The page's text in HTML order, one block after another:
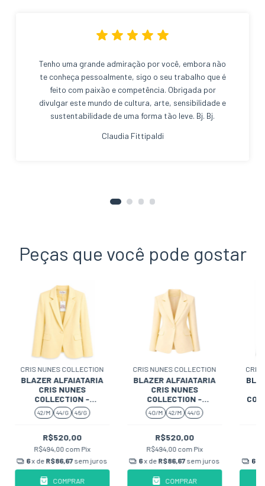
Tenho uma grande admiração por você, embora não
te conheça pessoalmente, sigo o seu trabalho que é
feito com paixão e competência. Obrigada por
divulgar este mundo de cultura, arte, sensibilidade e
sustentabilidade de uma forma tão leve. Bj. Bj.
Claudia Fittipaldi
Peças que você pode gostar
CRIS NUNES COLLECTION
BLAZER ALFAIATARIA
CRIS NUNES
COLLECTION -
BAUNILHA
42/M 44/G 46/G
R$520,00
R$494,00 com Pix
6x de R$86,67sem juros
COMPRAR
CRIS NUNES COLLECTION
BLAZER ALFAIATARIA
CRIS NUNES
COLLECTION -
MANTEIGA
40/M 42/M 44/G
R$520,00
R$494,00 com Pix
6x de R$86,67sem juros
COMPRAR
CRIS
6